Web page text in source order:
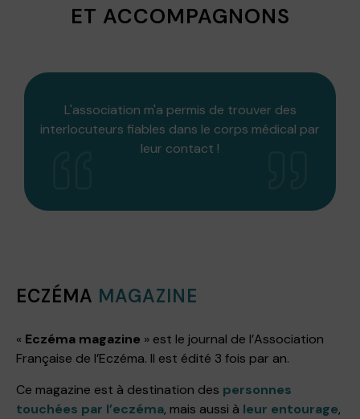
ET ACCOMPAGNONS
L'association m'a permis de trouver des
interlocuteurs fiables dans le corps médical par
leur contact !
ECZÉMA MAGAZINE
« Eczéma magazine » est le journal de l’Association
Française de l’Eczéma. Il est édité 3 fois par an.
Ce magazine est à destination des personnes
touchées par l’eczéma, mais aussi à leur entourage,